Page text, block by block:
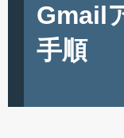
Gmail
手順